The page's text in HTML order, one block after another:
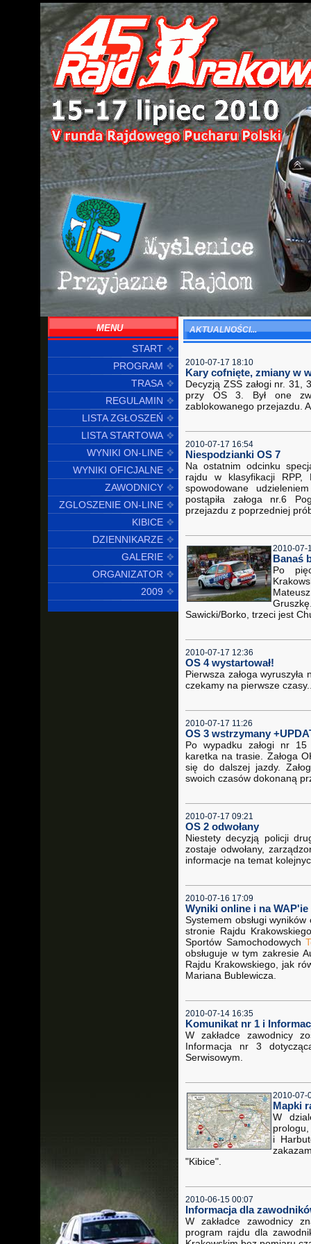
MENU
START
PROGRAM
TRASA
REGULAMIN
LISTA ZGŁOSZEŃ
LISTA STARTOWA
WYNIKI ON-LINE
WYNIKI OFICJALNE
ZAWODNICY
ZGLOSZENIE ON-LINE
KIBICE
DZIENNIKARZE
GALERIE
ORGANIZATOR
2009
AKTUALNOŚCI...
2010-07-17 18:10
Kary cofnięte, zmiany w
Decyzją ZSS załogi nr.
przy OS 3. Był one
zablokowanego przejazdu.
2010-07-17 16:54
Niespodzianki OS 7
Na ostatnim odcinku
rajdu w klasyfikacji RPP,
spowodowane
postąpiła załoga nr.6
przejazdu z poprzedniej
2010-07-
Banaś
Po
Sawicki/Borko, trzeci jest
2010-07-17 12:36
OS 4 wystartował!
Pierwsza załoga
czekamy na pierwsze
2010-07-17 11:26
OS 3 wstrzymany
Po wypadku załogi nr 15
karetka na trasie. Załoga
się do dalszej jazdy.
swoich czasów dokonaną
2010-07-17 09:21
OS 2 odwołany
Niestety decyzją policji
zostaje odwołany,
informacje na temat
2010-07-16 17:09
Wyniki online i na
Systemem obsługi
stronie Rajdu
Sportów Samochodowych
obsługuje w tym zakresie
Rajdu Krakowskiego, jak
Mariana Bublewicza.
2010-07-14 16:35
Komunikat nr 1 i
W zakładce zawodnicy
Informacja nr 3
Serwisowym.
2010-07-
Mapki
W
i
"Kibice".
2010-06-15 00:07
Informacja dla
W zakładce zawodnicy
program rajdu dla